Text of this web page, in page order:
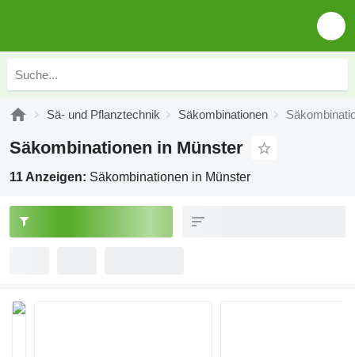
Sä- und Pflanztechnik Säkombinationen
Säkombinationen in Münster
11 Anzeigen: Säkombinationen in Münster